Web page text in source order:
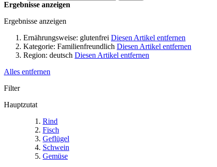
Ergebnisse anzeigen
Ergebnisse anzeigen
Ernährungsweise: glutenfrei Diesen Artikel entfernen
Kategorie: Familienfreundlich Diesen Artikel entfernen
Region: deutsch Diesen Artikel entfernen
Alles entfernen
Filter
Hauptzutat
Rind
Fisch
Geflügel
Schwein
Gemüse